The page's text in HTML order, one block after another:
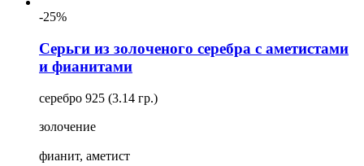
-25%
Серьги из золоченого серебра с аметистами
и фианитами
серебро 925 (3.14 гр.)
золочение
фианит, аметист